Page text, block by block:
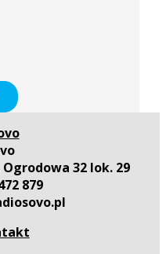
32 lok. 29
879